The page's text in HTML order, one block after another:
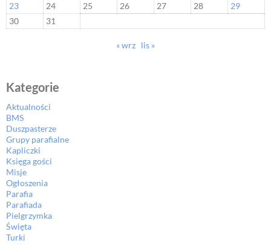
23
24 25 26 27 28
29
30
31
« wrz lis »
Kategorie
Aktualności
BMS
Duszpasterze
Grupy parafialne
Kapliczki
Księga gości
Misje
Ogłoszenia
Parafia
Parafiada
Pielgrzymka
Święta
Turki